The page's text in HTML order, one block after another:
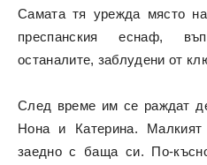
Самата тя урежда място
преспанския еснаф,
останалите, заблудени от
След време им се раждат
Нона и Катерина.
заедно с баща си. По-